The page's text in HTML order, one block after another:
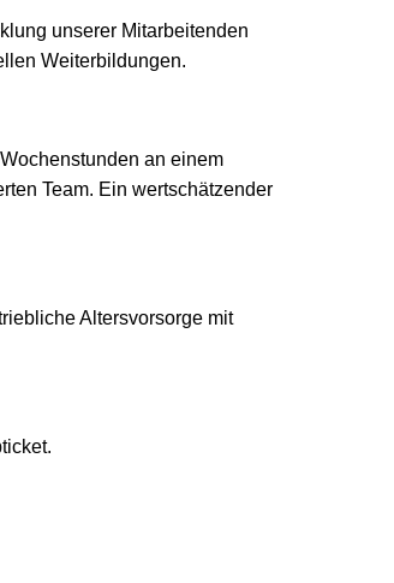
unserer Mitarbeitenden
Weiterbildungen.
an einem
Team. Ein wertschätzender
Altersvorsorge mit